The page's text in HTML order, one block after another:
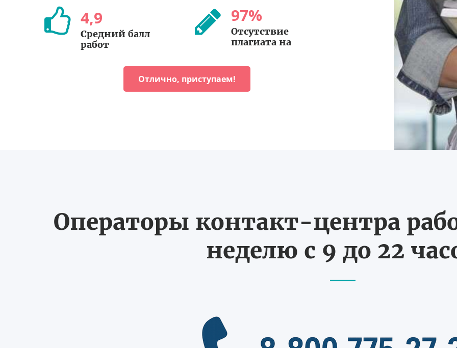
4,9
Средний балл
работ
97%
Отсутствие
плагиата на
Отлично, приступаем!
Операторы контакт-центра
неделю с 9 до 22